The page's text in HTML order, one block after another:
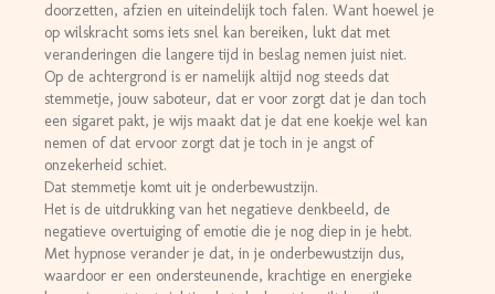
doorzetten, afzien en uiteindelijk toch falen. Want hoewel je
op wilskracht soms iets snel kan bereiken, lukt dat met
veranderingen die langere tijd in beslag nemen juist niet.
Op de achtergrond is er namelijk altijd nog steeds dat
stemmetje, jouw saboteur, dat er voor zorgt dat je dan toch
een sigaret pakt, je wijs maakt dat je dat ene koekje wel kan
nemen of dat ervoor zorgt dat je toch in je angst of
onzekerheid schiet.
Dat stemmetje komt uit je onderbewustzijn.
Het is de uitdrukking van het negatieve denkbeeld, de
negatieve overtuiging of emotie die je nog diep in je hebt.
Met hypnose verander je dat, in je onderbewustzijn dus,
waardoor er een ondersteunende, krachtige en energieke